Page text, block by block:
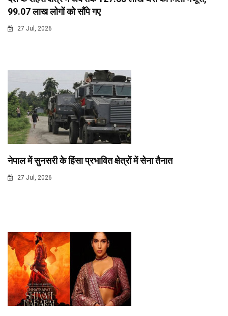
99.07 लाख लोगों को सौंपे गए
27 Jul, 2026
नेपाल में सुनसरी के हिंसा प्रभावित क्षेत्रों में सेना तैनात
27 Jul, 2026